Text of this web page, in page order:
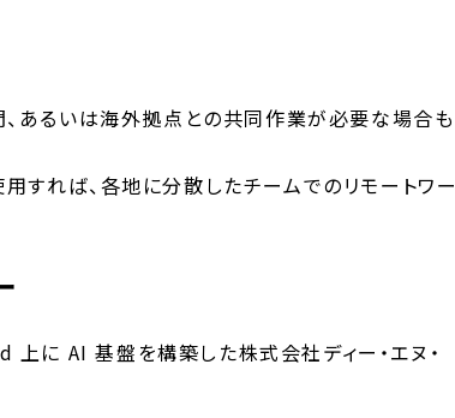
あるいは海外拠点との共同作業が必要な場合も
すれば、各地に分散したチームでのリモートワー
に AI 基盤を構築した株式会社ディー・エヌ・